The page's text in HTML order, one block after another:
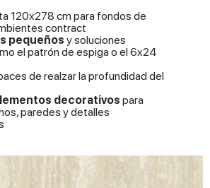
120x278 cm para fondos de
contract
pequeños y soluciones
el patrón de espiga o el 6x24
de realzar la profundidad del
decorativos para
paredes y detalles